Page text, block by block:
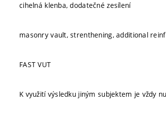
cihelná klenba, dodatečné zesílení
masonry vault, strenthening, additional
FAST VUT
K využití výsledku jiným subjektem je vždy